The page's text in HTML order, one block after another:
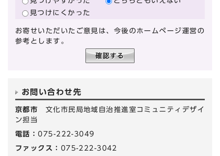
見つけにくかった
お寄せいただいたご意見は、今後のホームページ運営の
参考とします。
お問い合わせ先
京都市 文化市民局地域自治推進室コミュニティデザイ
ン担当
電話：075-222-3049
ファックス： 075-222-3042